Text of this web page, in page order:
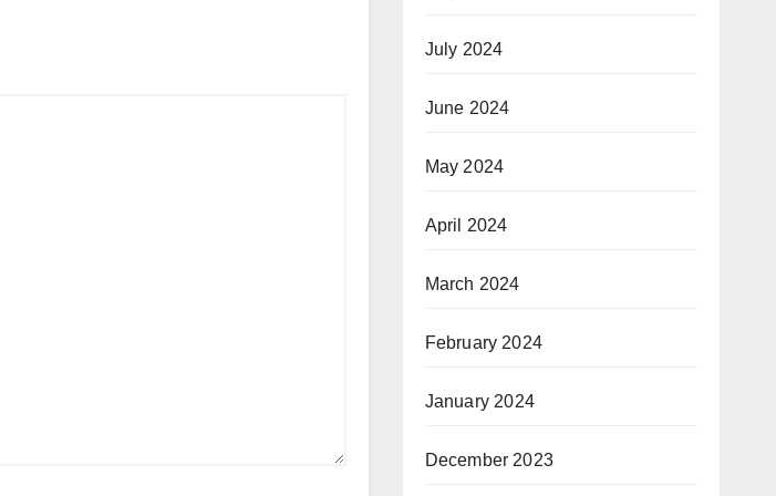
July 2024
June 2024
May 2024
April 2024
March 2024
February 2024
January 2024
December 2023